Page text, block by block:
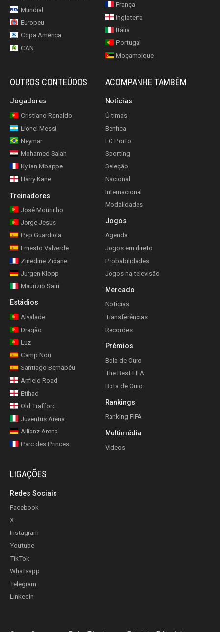
Mundial
Europeu
Copa América
CAN
França
Inglaterra
Itália
Portugal
Moçambique
OUTROS CONTEÚDOS
Jogadores
Cristiano Ronaldo
Lionel Messi
Neymar
Mohamed Salah
Kylian Mbappe
Harry Kane
Treinadores
José Mourinho
Jorge Jesus
Pep Guardiola
Ernesto Valverde
Zinedine Zidane
Jurgen Klopp
Maurizio Sarri
Estádios
Alvalade
Dragão
Luz
Camp Nou
Santiago Bernabéu
Anfield Road
Etihad
Old Trafford
Juventus Arena
Allianz Arena
Parc des Princes
ACOMPANHE TAMBÉM
Notícias
Últimas
Benfica
FC Porto
Sporting
Seleção
Nacional
Internacional
Modalidades
Jogos
Agenda
Jogos em direto
Probabilidades
Jogos na televisão
Mercado
Notícias
Transferências
Recordes
Prémios
Bola de Ouro
The Best FIFA
Bota de Ouro
Rankings
Ranking FIFA
Multimédia
Vídeos
LIGAÇÕES
Redes Sociais
Facebook
X
Instagram
Youtube
TikTok
Whatsapp
Telegram
Linkedin